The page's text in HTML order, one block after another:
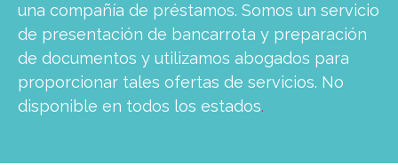
una compañía de préstamos. Somos un servicio
de presentación de bancarrota y preparación
de documentos y utilizamos abogados para
proporcionar tales ofertas de servicios. No
disponible en todos los estados.